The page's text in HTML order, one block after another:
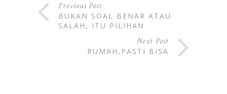
Previous Post
BUKAN SOAL BENAR ATAU
SALAH, ITU PILIHAN
Next Post
RUMAH,PASTI BISA